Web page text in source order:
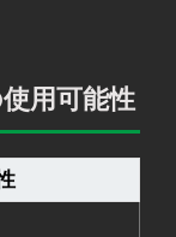
用可能性